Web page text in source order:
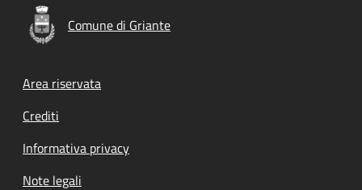
Comune di Griante
Footer menu
Area riservata
Crediti
Informativa privacy
Note legali